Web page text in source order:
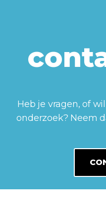
Heb je vragen, of
onderzoek? Neem